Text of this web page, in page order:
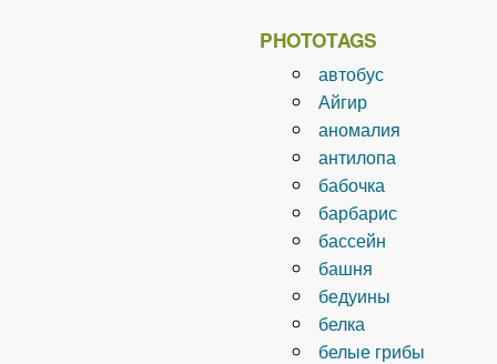
PHOTOTAGS
автобус
Айгир
аномалия
антилопа
бабочка
барбарис
бассейн
башня
бедуины
белка
белые грибы